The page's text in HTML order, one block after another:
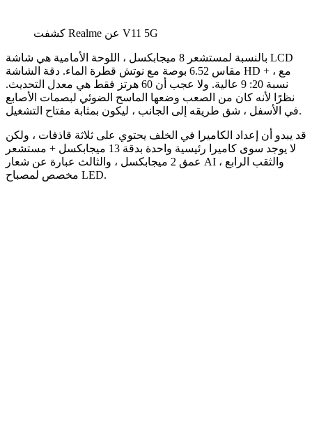
كشفت Realme عن V11 5G
بالنسبة لمستشعر 8 ميجابكسل ، اللوحة الأمامية هي شاشة LCD
مقاس 6.52 بوصة مع نوتش قطرة الماء. دقة الشاشة HD + ، مع
نسبة 20: 9 عالية. ولا عجب أن 60 هرتز فقط هي معدل التحديث.
نظرًا لأنه كان من الصعب وضعها الماسح الضوئي لبصمات الأصابع
في الأسفل ، شق طريقه إلى الجانب ، ليكون بمثابة مفتاح التشغيل.
قد يبدو أن إعداد الكاميرا في الخلف يحتوي على ثلاثة قاذفات ، ولكن
لا يوجد سوى كاميرا رئيسية واحدة بدقة 13 ميجابكسل + مستشعر
عمق 2 ميجابكسل ، والثالث عبارة عن شعار AI ، والثقب الرابع
مخصص لمصباح LED.